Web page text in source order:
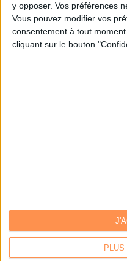
y opposer. Vos préférences
Vous pouvez modifier vos
consentement à tout
cliquant sur le bouton
PLUS
Je m'inscris
Communiquer avec Archimag|